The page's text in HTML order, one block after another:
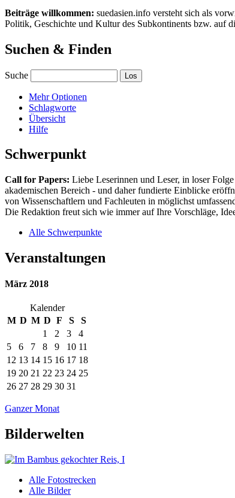
Beiträge willkommen: suedasien.info versteht sich als
Politik, Geschichte und Kultur des Subkontinents bzw. auf
Suchen & Finden
Suche
Mehr Optionen
Schlagworte
Übersicht
Hilfe
Schwerpunkt
Call for Papers: Liebe Leserinnen und Leser, in loser
akademischen Bereich - und daher fundierte Einblicke
von Wissenschaftlern und Fachleuten in möglichst
Die Redaktion freut sich wie immer auf Ihre Vorschläge,
Alle Schwerpunkte
Veranstaltungen
März 2018
Kalender
M D M D F S
S
1
2 3
4
5
6 7 8 9 10 11
12 13 14 15 16 17 18
19 20 21 22 23 24 25
26 27 28 29 30 31
Ganzer Monat
Bilderwelten
Alle Fotostrecken
Alle Bilder